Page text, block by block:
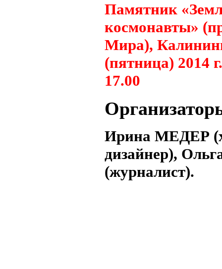
Памятник
космонавты»
Мира),
(пятница) 2014
17.00
Ирина МЕДЕР
дизайнер),
(журналист).